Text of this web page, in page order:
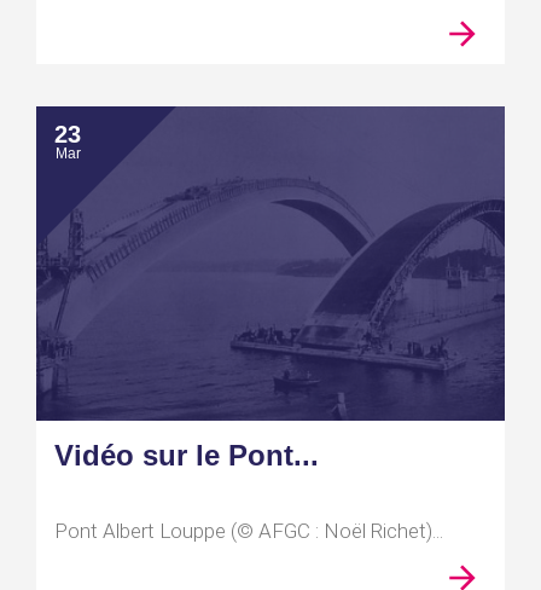
23
Mar
Vidéo sur le Pont...
Pont Albert Louppe (© AFGC : Noël Richet)...